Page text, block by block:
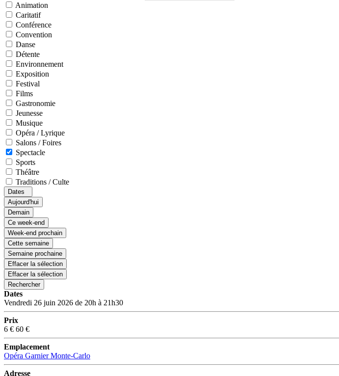
Animation
Caritatif
Conférence
Convention
Danse
Détente
Environnement
Exposition
Festival
Films
Gastronomie
Jeunesse
Musique
Opéra / Lyrique
Salons / Foires
Spectacle
Sports
Théâtre
Traditions / Culte
Dates
Aujourd'hui
Demain
Ce week-end
Week-end prochain
Cette semaine
Semaine prochaine
Effacer la sélection
Effacer la sélection
Rechercher
Dates
Vendredi 26 juin 2026 de 20h à 21h30
Prix
6 € 60 €
Emplacement
Opéra Garnier Monte-Carlo
Adresse